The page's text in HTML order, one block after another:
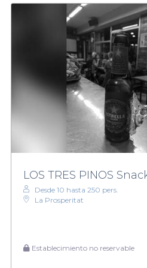
LOS TRES PINOS
Desde 10 hasta 250 pers.
La Prosperitat
Establecimiento no reservable